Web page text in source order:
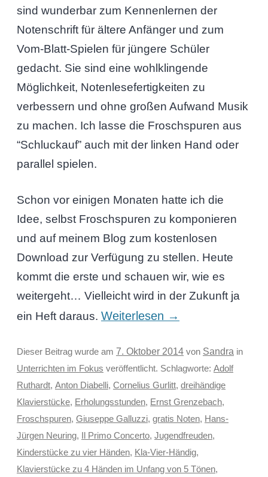
sind wunderbar zum Kennenlernen der
Notenschrift für ältere Anfänger und zum
Vom-Blatt-Spielen für jüngere Schüler
gedacht. Sie sind eine wohlklingende
Möglichkeit, Notenlesefertigkeiten zu
verbessern und ohne großen Aufwand Musik
zu machen. Ich lasse die Froschspuren aus
“Schluckauf” auch mit der linken Hand oder
parallel spielen.
Schon vor einigen Monaten hatte ich die
Idee, selbst Froschspuren zu komponieren
und auf meinem Blog zum kostenlosen
Download zur Verfügung zu stellen. Heute
kommt die erste und schauen wir, wie es
weitergeht… Vielleicht wird in der Zukunft ja
ein Heft daraus. Weiterlesen →
Dieser Beitrag wurde am 7. Oktober 2014von Sandra in
Unterrichten im Fokus veröffentlicht. Schlagworte: Adolf
Ruthardt, Anton Diabelli, Cornelius Gurlitt, dreihändige
Klavierstücke, Erholungsstunden, Ernst Grenzebach,
Froschspuren, Giuseppe Galluzzi, gratis Noten, Hans-
Jürgen Neuring, Il Primo Concerto, Jugendfreuden,
Kinderstücke zu vier Händen, Kla-Vier-Händig,
Klavierstücke zu 4 Händen im Unfang von 5 Tönen,